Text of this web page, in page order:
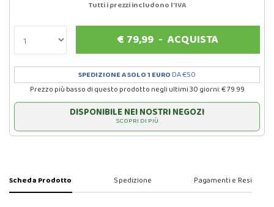
Tutti i prezzi includono l'IVA
€ 79,99 -ACQUISTA
SPEDIZIONE A SOLO 1 EURO DA €50
Prezzo più basso di questo prodotto negli ultimi 30 giorni: € 79.99
DISPONIBILE NEI NOSTRI NEGOZI
SCOPRI DI PIÙ
Scheda Prodotto Spedizione Pagamenti e Resi